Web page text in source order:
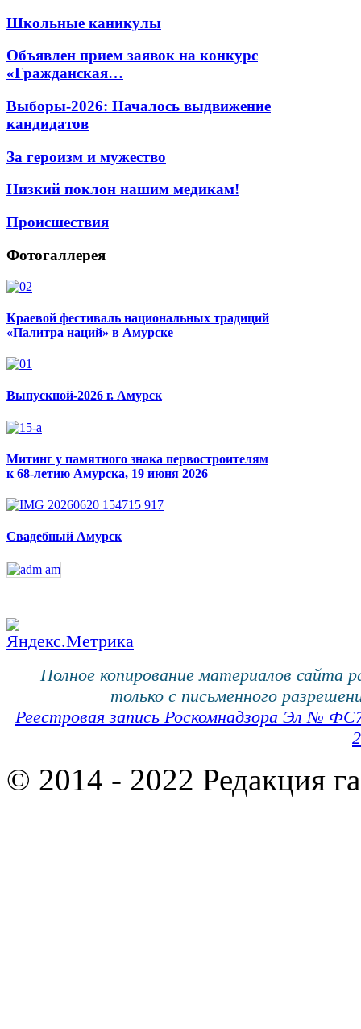
Школьные каникулы
Объявлен прием заявок на конкурс
«Гражданская…
Выборы-2026: Началось выдвижение
кандидатов
За героизм и мужество
Низкий поклон нашим медикам!
Происшествия
Фотогаллерея
Краевой фестиваль национальных традиций
«Палитра наций» в Амурске
Выпускной-2026 г. Амурск
Митинг у памятного знака первостроителям
к 68-летию Амурска, 19 июня 2026
Свадебный Амурск
Полное копирование материалов сайта
только с письменного
Реестровая запись Роскомнадзора Эл №
© 2014 - 2022 Редакция